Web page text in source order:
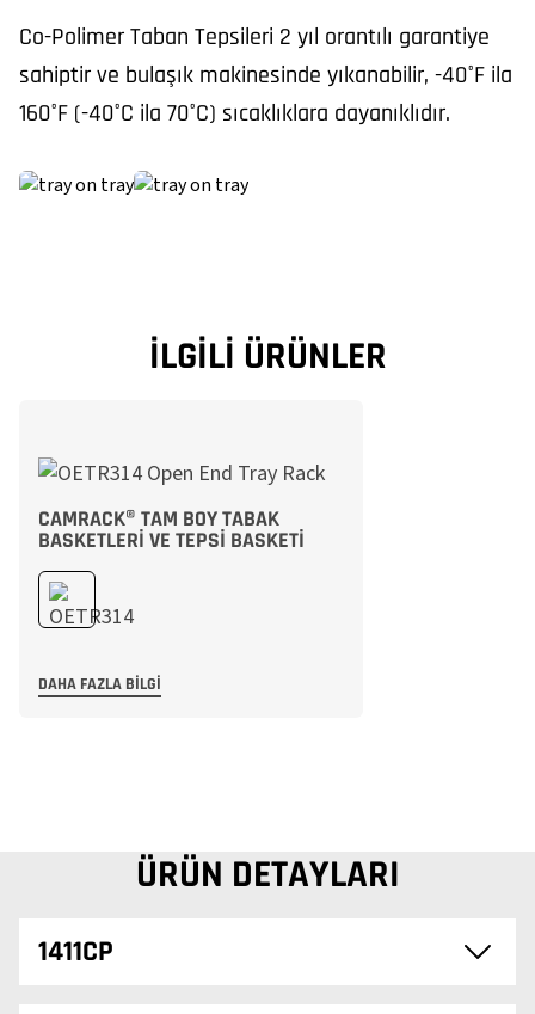
Co-Polimer Taban Tepsileri 2 yıl orantılı garantiye
sahiptir ve bulaşık makinesinde yıkanabilir, -40°F ila
160°F (-40°C ila 70°C) sıcaklıklara dayanıklıdır.
İLGILI ÜRÜNLER
CAMRACK® TAM BOY TABAK
BASKETLERI VE TEPSI BASKETI
DAHA FAZLA BILGI
ÜRÜN DETAYLARI
1411CP